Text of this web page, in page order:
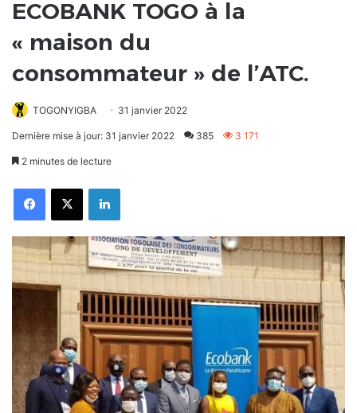
ECOBANK TOGO à la
« maison du
consommateur » de l’ATC.
TOGONYIGBA 31 janvier 2022
Dernière mise à jour: 31 janvier 2022 385 3 171
2 minutes de lecture
FacebookX Linkedin